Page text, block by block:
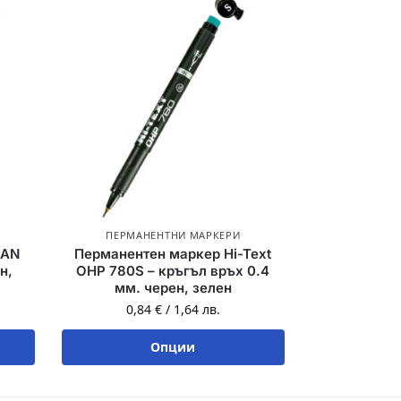
ПЕРМАНЕНТНИ МАРКЕРИ
Перманентен маркер Hi-Text
OHP 780S – кръгъл връх 0.4
мм. черен, зелен
0,84 € / 1,64 лв.
Опции